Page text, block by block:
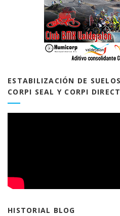
ESTABILIZACIÓN DE
CORPI SEAL Y CORPI
HISTORIAL BLOG